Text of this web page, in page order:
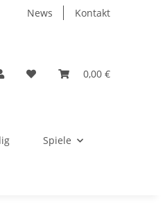
News Kontakt
0,00 €
Spiele